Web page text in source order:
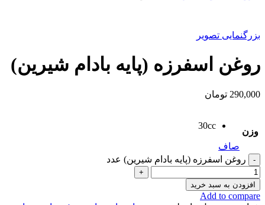
بزرگنمایی تصویر
روغن اسفرزه (پایه بادام شیرین)
290,000 تومان
وزن
30cc
صاف
روغن اسفرزه (پایه بادام شیرین) عدد
افزودن به سبد خرید
Add to compare